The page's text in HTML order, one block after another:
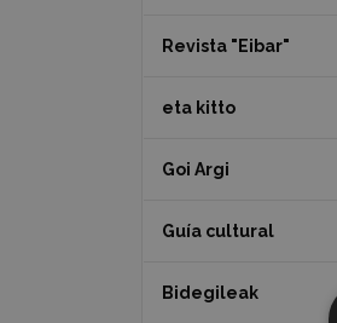
Revista "Eibar"
eta kitto
Goi Argi
Guía cultural
Bidegileak